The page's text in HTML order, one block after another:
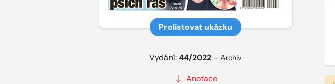
Prolistovat ukázku
Vydání:44/2022 –Archiv
Anotace